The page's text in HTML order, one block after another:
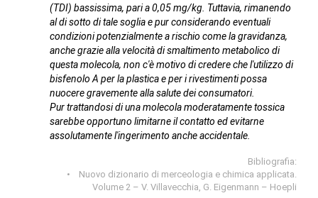
(TDI) bassissima, pari a 0,05 mg/kg. Tuttavia, rimanendo
al di sotto di tale soglia e pur considerando eventuali
condizioni potenzialmente a rischio come la gravidanza,
anche grazie alla velocità di smaltimento metabolico di
questa molecola, non c'è motivo di credere che l'utilizzo di
bisfenolo A per la plastica e per i rivestimenti possa
nuocere gravemente alla salute dei consumatori.
Pur trattandosi di una molecola moderatamente tossica
sarebbe opportuno limitarne il contatto ed evitarne
assolutamente l'ingerimento anche accidentale.
Bibliografia:
• Nuovo dizionario di merceologia e chimica applicata.
Volume 2 – V. Villavecchia, G. Eigenmann – Hoepli